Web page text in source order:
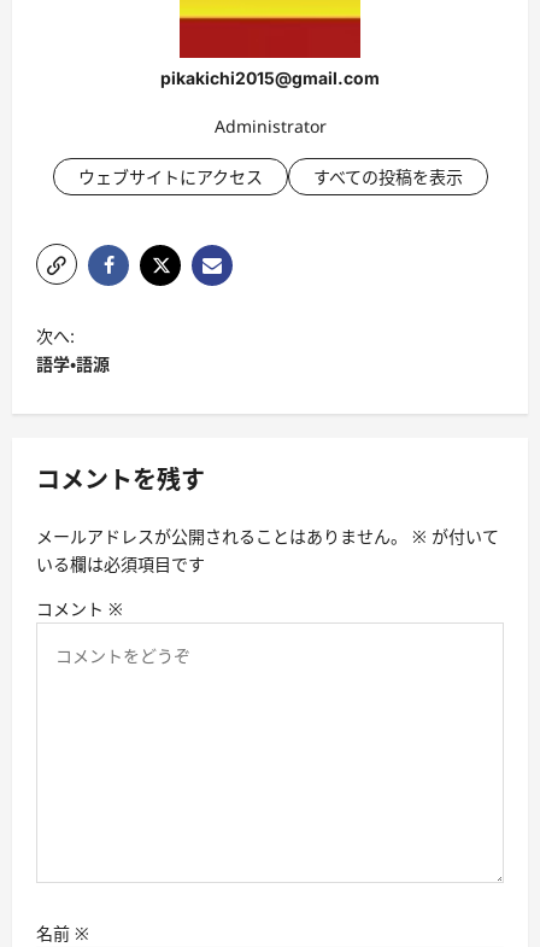
pikakichi2015@gmail.com
Administrator
ウェブサイトにアクセス すべての投稿を表示
投
稿
ゲ
シ
ン
次へ:
語学・語源
コメントを残す
メールアドレスが公開されることはありません。 ※ が付いて
いる欄は必須項目です
コメント ※
名前 ※